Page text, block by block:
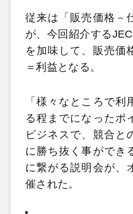
従来は「販売価格－
が、今回紹介する
を加味して、販売価
＝利益となる。
「様々なところで利
る程までになったポ
ビジネスで、競合と
に勝ち抜く事ができ
に繋がる説明会が、
催された。